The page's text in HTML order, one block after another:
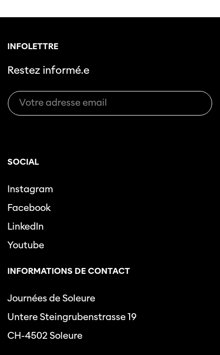
INFOLETTRE
Restez informé.e
SOCIAL
Instagram
Facebook
LinkedIn
Youtube
INFORMATIONS DE CONTACT
Journées de Soleure
Untere Steingrubenstrasse 19
CH-4502 Soleure